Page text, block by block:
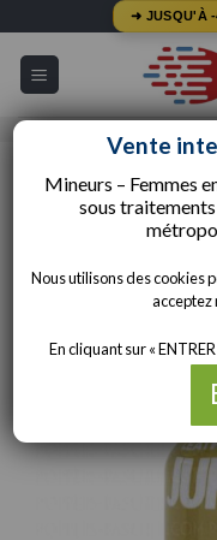
contenu
➜ JUSQU'À -
ACCUEIL
Vente
Mineurs – Femmes
sous
Nous utilisons des cookies
acceptez
En cliquant sur «
Merci